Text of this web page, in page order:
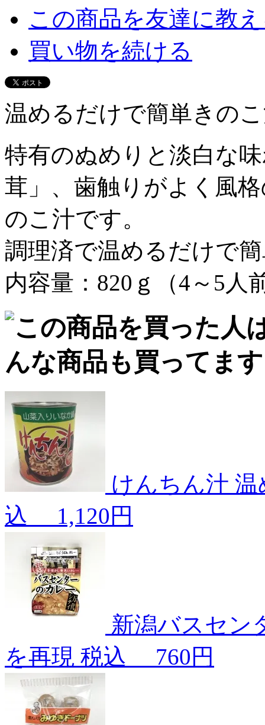
この商品を友達に教
買い物を続ける
温めるだけで簡単きの
特有のぬめりと淡白な
茸」、歯触りがよく風
のこ汁です。
調理済で温めるだけで
内容量：820ｇ（4～5人
けんちん汁 温
込
1,120円
新潟バスセン
を再現 税込 760円